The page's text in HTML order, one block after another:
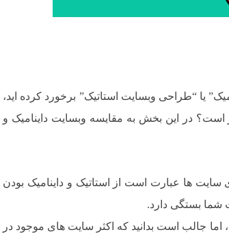
یا “طراحی وبسایت استاتیک” برخورد کرده اید،
است؟ در این بخش به مقایسه وبسایت داینامیک و
سایت ها عبارت است از استاتیک و داینامیک بودن
شما بستگی دارد.
جالب است بدانید که اکثر سایت های موجود در